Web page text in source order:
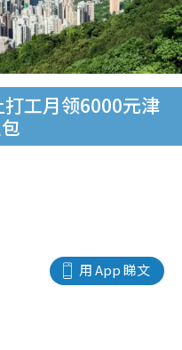
工月领6000元津
用 App 睇文